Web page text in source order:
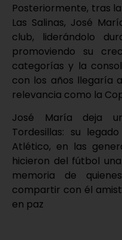
Posteriormente, tras
Las Salinas, José
club, liderándolo
promoviendo su
categorías y la
con los años llegaría
relevancia como la
José María deja
Tordesillas: su
Atlético, en las
hicieron del fútbol
memoria de
compartir con él
en paz